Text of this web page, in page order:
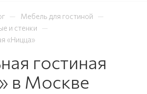
— Мебель для гостиной —
и стенки —
«Ницца»
гостиная
в Москве